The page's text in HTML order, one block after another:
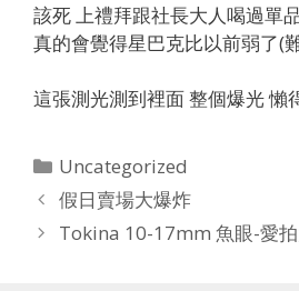
該死 上禮拜跟社長大人喝過單
真的會覺得星巴克比以前弱了(
這張測光測到裡面 整個爆光 懶
Categories
Uncategorized
假日賣場大爆炸
Tokina 10-17mm 魚眼-愛